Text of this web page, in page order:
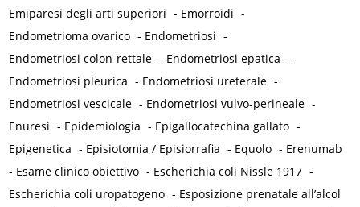
Emiparesi degli arti superiori - Emorroidi -
Endometrioma ovarico - Endometriosi -
Endometriosi colon-rettale - Endometriosi epatica -
Endometriosi pleurica - Endometriosi ureterale -
Endometriosi vescicale - Endometriosi vulvo-perineale -
Enuresi - Epidemiologia - Epigallocatechina gallato -
Epigenetica - Episiotomia / Episiorrafia - Equolo - Erenumab
- Esame clinico obiettivo - Escherichia coli Nissle 1917 -
Escherichia coli uropatogeno - Esposizione prenatale all’alcol